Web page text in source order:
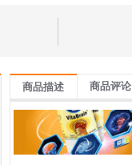
商品描述 商品评论